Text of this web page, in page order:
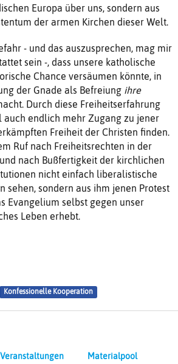
Europa über uns, sondern aus
der armen Kirchen dieser Welt.
- und das auszusprechen, mag mir
sein -, dass unsere katholische
Chance versäumen könnte, in
der Gnade als Befreiung ihre
Durch diese Freiheitserfahrung
auch endlich mehr Zugang zu jener
Freiheit der Christen finden.
Ruf nach Freiheitsrechten in der
nach Bußfertigkeit der kirchlichen
nicht einfach liberalistische
sehen, sondern aus ihm jenen Protest
Evangelium selbst gegen unser
Leben erhebt.
Konfessionelle Kooperation
Veranstaltungen
Materialpool